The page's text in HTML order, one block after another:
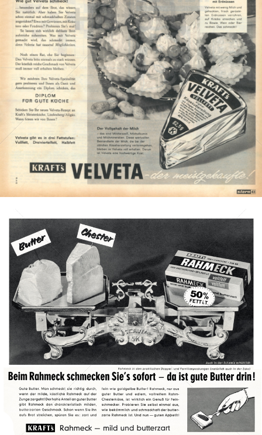
KRAFT Kraft Foods 1960
Bild-ID: 1073
KRAFT Kraft Foods 1961
Bild-ID: 14132